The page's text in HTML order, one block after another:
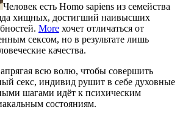
Человек есть Homo sapiens из семейства
хищных, достигший наивысших
More хочет отличаться от
сексом, но в результате лишь
качества.
всю волю, чтобы совершить
секс, индивид рушит в себе духовные
шагами идёт к психическим
состояниям.